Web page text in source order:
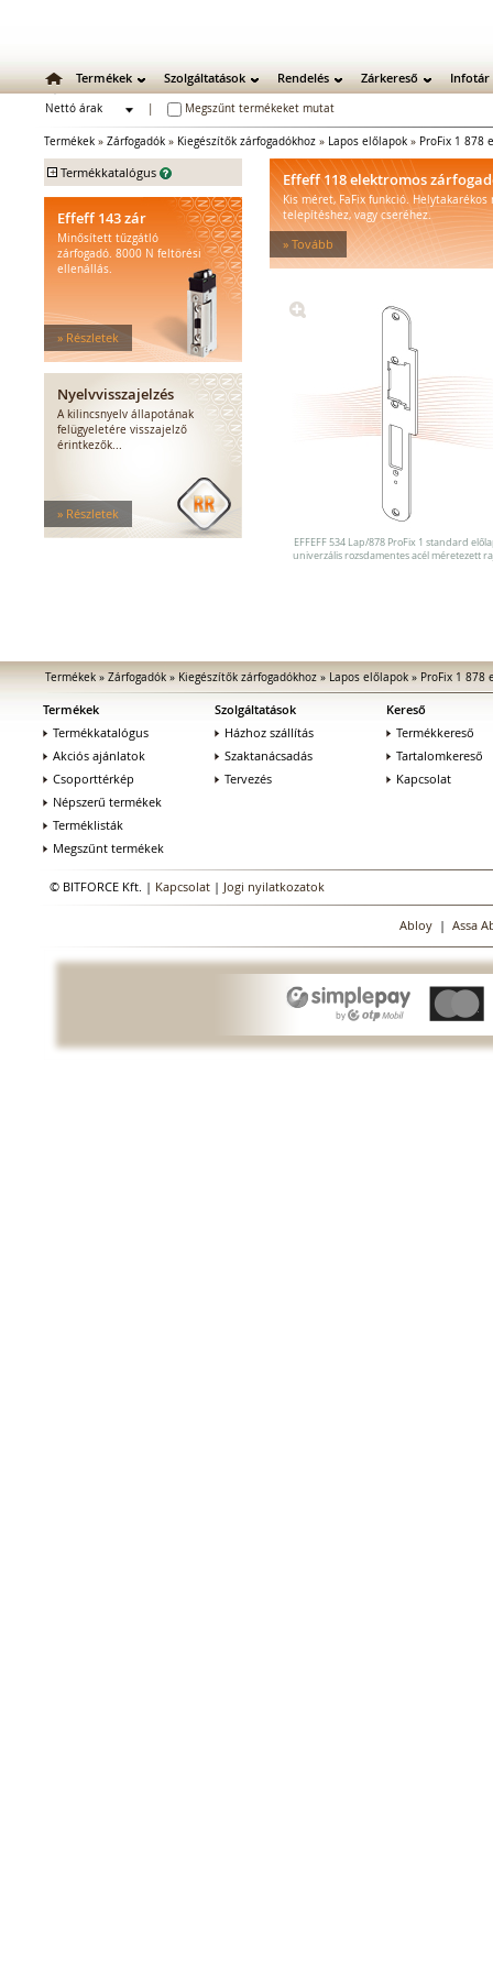
Termékek Szolgáltatások Rendelés Zárkereső Infotár
Nettó árak
Megszűnt termékeket mutat
Termékek » Zárfogadók » Kiegészítők zárfogadókhoz » Lapos előlapok » ProFix 1 878
+ Termékkatalógus
Mechanikus bevéső zárak
Zárbetétek
Lakatok
Zárpajzsok
Mechanikus kiegészítők
Elektromos zárak
Elektromos bevéső zárak
Zárfogadók
Standard zárfogadók
Vízálló zárfogadók
Tűzgátló zárfogadók
Nagy biztonságú zárfogadók
Zárfogadók üvegajtókhoz
MEDIATOR biztonsági zárak
Elektromágnesek
Elektromos zár kiegészítők
Effeff 143 zár
Minősített tűzgátló
zárfogadó. 8000 N feltörési
ellenállás.
» Részletek
Nyelvvisszajelzés
A kilincsnyelv állapotának
felügyeletére visszajelző
érintkezők...
» Részletek
Effeff 118 elektromos
Kis méret, FaFix funkció. Helytakarékos
telepítéshez, vagy cseréhez.
» Tovább
EFFEFF 534 Lap/878 ProFix 1 standard
univerzális rozsdamentes acél méretezett
Termékek» Zárfogadók» Kiegészítők zárfogadókhoz» Lapos előlapok» ProFix 1 878
Termékek
Termékkatalógus
Akciós ajánlatok
Csoporttérkép
Népszerű termékek
Terméklisták
Megszűnt termékek
Szolgáltatások
Házhoz szállítás
Szaktanácsadás
Tervezés
Kereső
Termékkereső
Tartalomkereső
Kapcsolat
© BITFORCE Kft. | Kapcsolat | Jogi nyilatkozatok
Abloy| Assa